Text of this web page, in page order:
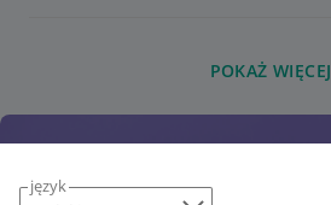
język
POKAŻ WIĘCEJ